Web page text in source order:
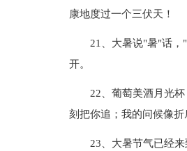
康地度过一个三伏天！
21、大暑说"暑"话
开。
22、葡萄美酒月光
刻把你追；我的问候像折
23、大暑节气已经